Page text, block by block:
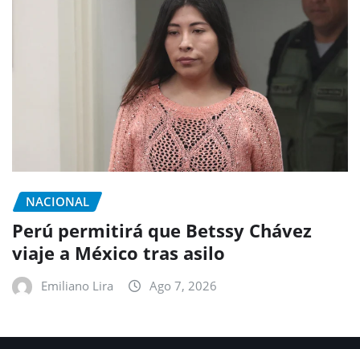
NACIONAL
Perú permitirá que Betssy Chávez
viaje a México tras asilo
Emiliano Lira Ago 7, 2026